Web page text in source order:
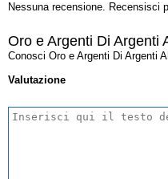
Nessuna recensione. Recensisci
Oro e Argenti Di Argenti
Conosci Oro e Argenti Di Argenti
Valutazione